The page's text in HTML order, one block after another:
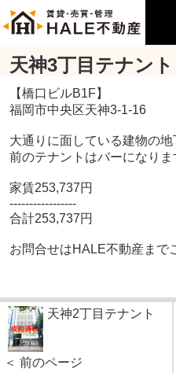
天神3丁目テナント
【橋口ビルB1F】
福岡市中央区天神3-1-16
大通りに面している建物の地
前のテナントはバーになりま
家賃253,737円
-----------------
合計253,737円
お問合せはHALE不動産まで
天神2丁目テナント
＜ 前のページ